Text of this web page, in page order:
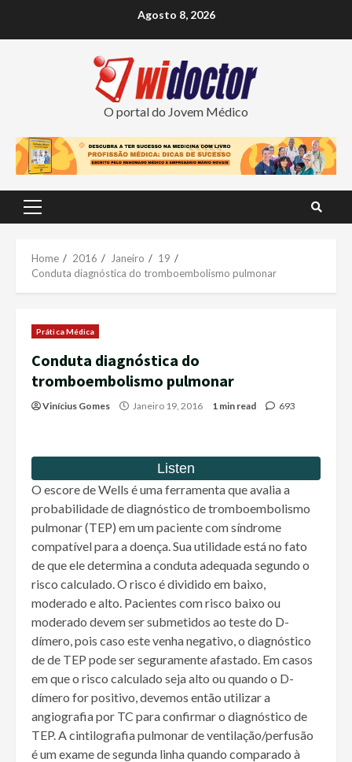
Agosto 8, 2026
O portal do Jovem Médico
Primary
Home 2016 Janeiro
19
Conduta diagnóstica do tromboembolismo pulmonar
Prática Médica
Conduta diagnóstica do
tromboembolismo pulmonar
Vinícius Gomes Janeiro 19, 2016 1 min read 693
O escore de Wells é uma ferramenta que avalia a
probabilidade de diagnóstico de tromboembolismo
pulmonar (TEP) em um paciente com síndrome
compatível para a doença. Sua utilidade está no fato
de que ele determina a conduta adequada segundo o
risco calculado. O risco é dividido em baixo,
moderado e alto. Pacientes com risco baixo ou
moderado devem ser submetidos ao teste do D-
dímero, pois caso este venha negativo, o diagnóstico
de de TEP pode ser seguramente afastado. Em casos
em que o risco calculado seja alto ou quando o D-
dímero for positivo, devemos então utilizar a
angiografia por TC para confirmar o diagnóstico de
TEP. Acintilografia pulmonar de ventilação/perfusão
é um exame de segunda linha quando comparado à